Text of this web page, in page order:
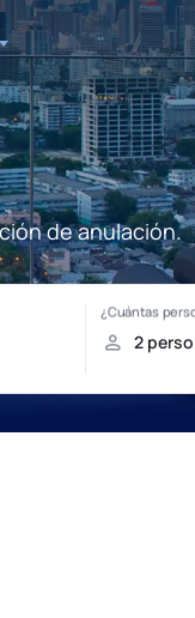
de anulación.